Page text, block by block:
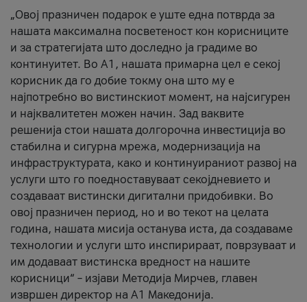
„Овој празничен подарок е уште една потврда за
нашата максимална посветеност кон корисниците
и за стратегијата што доследно ја градиме во
континуитет. Во А1, нашата примарна цел е секој
корисник да го добие токму она што му е
најпотребно во вистинскиот момент, на најсигурен
и најквалитетен можен начин. Зад ваквите
решенија стои нашата долгорочна инвестиција во
стабилна и сигурна мрежа, модернизација на
инфраструктурата, како и континуираниот развој на
услуги што го поедноставуваат секојдневието и
создаваат вистински дигитални придобивки. Во
овој празничен период, но и во текот на целата
година, нашата мисија останува иста, да создаваме
технологии и услуги што инспирираат, поврзуваат и
им додаваат вистинска вредност на нашите
корисници“ – изјави Методија Мирчев, главен
извршен директор на А1 Македонија.